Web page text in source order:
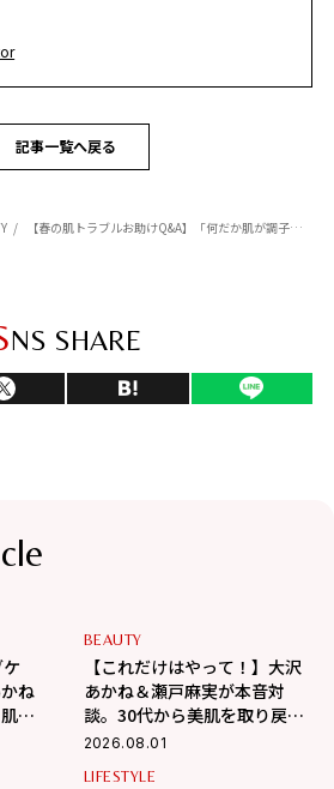
記事一覧へ戻る
【春の肌トラブルお助けQ&A】「何だか肌が調子悪いかも!?」「花粉で肌がムズムズする…」
NS SHARE
ね
が
BEAUTY
【これだけはやって！】大沢
あかね＆瀬戸麻実が本音対
談。30代から美肌を取り戻す
スキンケアの正解
2026.08.01
LIFESTYLE